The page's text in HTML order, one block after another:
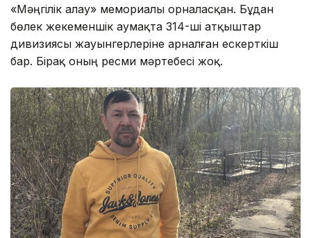
«Мәңгілік алау» мемориалы орналасқан. Бұдан
бөлек жекеменшік аумақта 314-ші атқыштар
дивизиясы жауынгерлеріне арналған ескерткіш
бар. Бірақ оның ресми мәртебесі жоқ.